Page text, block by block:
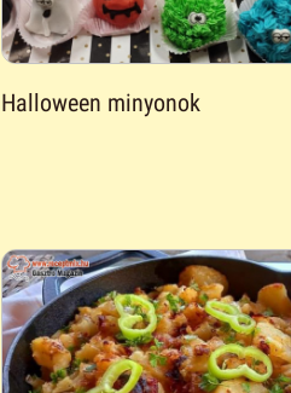
Halloween minyonok